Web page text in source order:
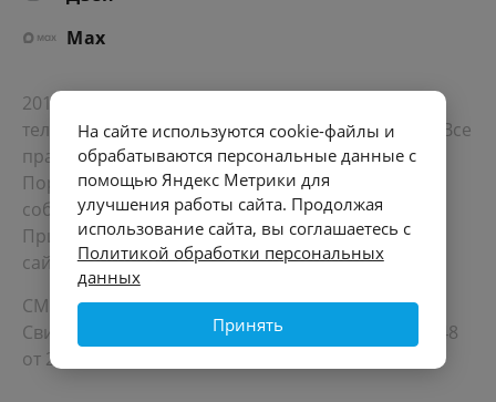
Max
2012-2026 © Портал «Электронное интернет-
телевидение правительства Санкт-Петербурга». Все
права защищены.
Портал Санкт-Петербурга- о его людях, жизни,
событиях, последних новостях.
При перепечатке материалов, прямая ссылка на
сайт обязательна. Возрастное ограничение 12+.
СМИ
Свидетельство Роскомнадзора ЭЛ № ФС 77 - 72748
от 22.05.2018
На сайте используются cookie-файлы и
обрабатываются персональные данные с
помощью Яндекс Метрики для
улучшения работы сайта. Продолжая
использование сайта, вы соглашаетесь с
Политикой обработки персональных
данных
Принять